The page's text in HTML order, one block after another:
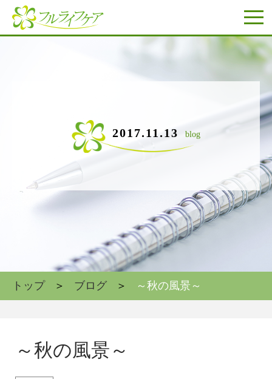
2017.11.13 blog
トップ ブログ ～秋の風景～
～秋の風景～